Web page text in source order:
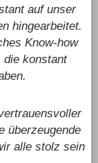
auf unser
hingearbeitet.
Know-how
die konstant
überzeugende
alle stolz sein